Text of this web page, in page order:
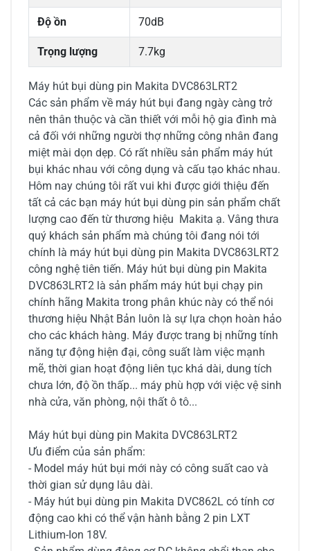
Độ ồn 70dB
Trọng lượng 7.7kg
Máy hút bụi dùng pin Makita DVC863LRT2
Các sản phẩm về máy hút bụi đang ngày càng trở
nên thân thuộc và cần thiết với mỗi hộ gia đình mà
cả đối với những người thợ những công nhân đang
miệt mài dọn dẹp. Có rất nhiều sản phẩm máy hút
bụi khác nhau với công dụng và cấu tạo khác nhau.
Hôm nay chúng tôi rất vui khi được giới thiệu đến
tất cả các bạn máy hút bụi dùng pin sản phẩm chất
lượng cao đến từ thương hiệu Makita ạ. Vâng thưa
quý khách sản phẩm mà chúng tôi đang nói tới
chính là máy hút bụi dùng pin Makita DVC863LRT2
công nghệ tiên tiến. Máy hút bụi dùng pin Makita
DVC863LRT2 là sản phẩm máy hút bụi chạy pin
chính hãng Makita trong phân khúc này có thể nói
thương hiệu Nhật Bản luôn là sự lựa chọn hoàn hảo
cho các khách hàng. Máy được trang bị những tính
năng tự động hiện đại, công suất làm việc mạnh
mẽ, thời gian hoạt động liên tục khá dài, dung tích
chưa lớn, độ ồn thấp... máy phù hợp với việc vệ sinh
nhà cửa, văn phòng, nội thất ô tô...
Máy hút bụi dùng pin Makita DVC863LRT2
Ưu điểm của sản phẩm:
- Model máy hút bụi mới này có công suất cao và
thời gian sử dụng lâu dài.
- Máy hút bụi dùng pin Makita DVC862L có tính cơ
động cao khi có thể vận hành bằng 2 pin LXT
Lithium-Ion 18V.